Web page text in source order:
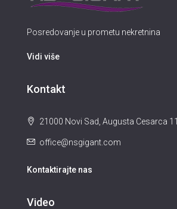
Posredovanje u prometu nekretnina
Vidi više
Kontakt
21000 Novi Sad, Augusta Cesarca 11
office@nsgigant.com
Kontaktirajte nas
Video